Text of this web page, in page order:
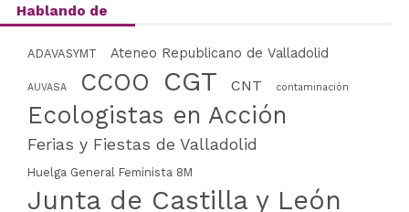
Hablando de
ADAVASYMT Ateneo Republicano de Valladolid
AUVASA CCOO CGT CNT contaminación
Ecologistas en Acción
Ferias y Fiestas de Valladolid
Huelga General Feminista 8M
Junta de Castilla y León